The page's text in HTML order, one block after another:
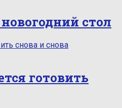
стол
готовить